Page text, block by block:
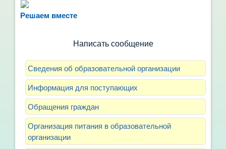
Решаем вместерассказать о воспитателях? Знаете, как
Написать сообщение
Сведения об образовательной организации
Информация для поступающих
Обращения граждан
Организация питания в образовательной
организации